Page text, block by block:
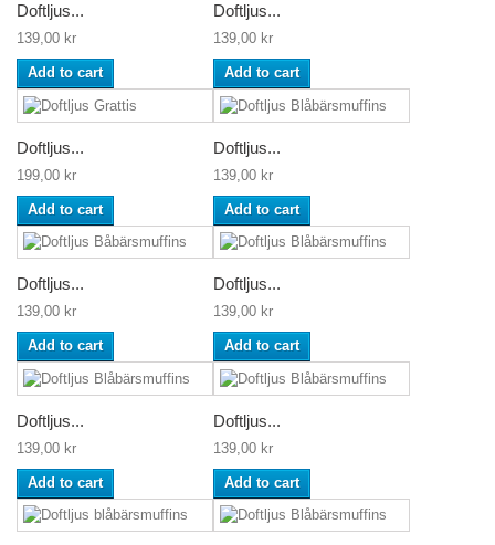
Doftljus...
139,00 kr
Add to cart
Doftljus...
139,00 kr
Add to cart
Doftljus...
199,00 kr
Add to cart
Doftljus...
139,00 kr
Add to cart
Doftljus...
139,00 kr
Add to cart
Doftljus...
139,00 kr
Add to cart
Doftljus...
139,00 kr
Add to cart
Doftljus...
139,00 kr
Add to cart